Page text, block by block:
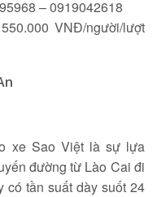
– 0919042618
VNĐ/người/lượt
xe Sao Việt là sự lựa
đường từ Lào Cai đi
có tần suất dày suốt 24